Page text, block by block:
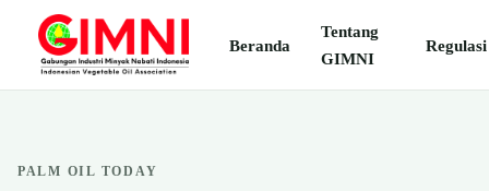
Beranda
Tentang
GIMNI
Regulasi
PALM OIL TODAY